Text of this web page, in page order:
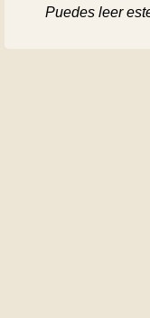
Puedes leer